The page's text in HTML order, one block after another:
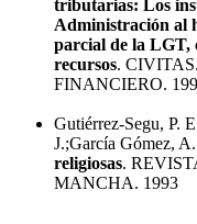
tributarias: Los
Administración al
parcial de la LGT,
recursos.
FINANCIERO.
Gutiérrez-Segu, P.
J.;García Gómez, A.
religiosas.
MANCHA. 1993